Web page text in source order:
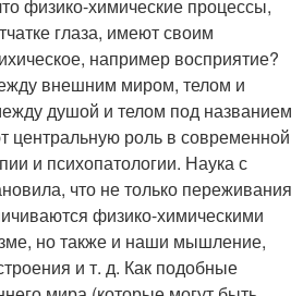
физико-химические процессы,
глаза, имеют своим
например восприятие?
внешним миром, телом и
душой и телом под названием
центральную роль в современной
и психопатологии. Наука с
что не только переживания
физико-химическими
но также и наши мышление,
и т. д. Как подобные